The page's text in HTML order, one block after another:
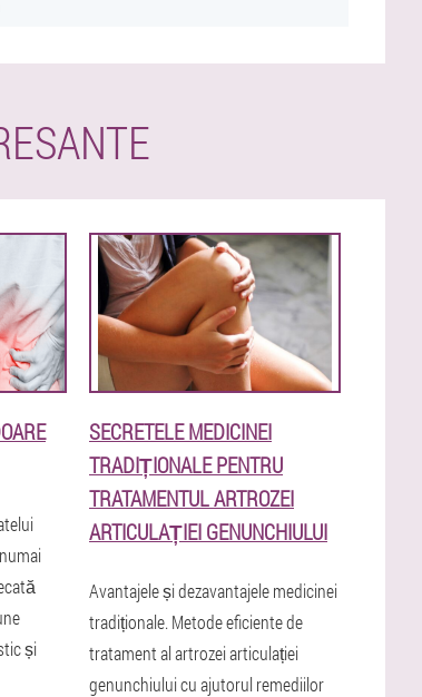
și
SECRETELE MEDICINEI
TRADIȚIONALE PENTRU
TRATAMENTUL ARTROZEI
ARTICULAȚIEI GENUNCHIULUI
Avantajele și dezavantajele medicinei
tradiționale. Metode eficiente de
tratament al artrozei articulației
genunchiului cu ajutorul remediilor